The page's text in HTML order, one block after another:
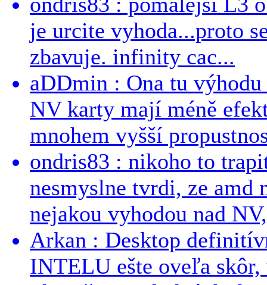
je urcite vyhoda...proto
zbavuje. infinity cac...
aDDmin : Ona tu
NV karty mají méně
mnohem vyšší
ondris83 : nikoho to
nesmyslne tvrdi, ze
nejakou vyhodou nad
Arkan : Desktop
INTELU ešte oveľa